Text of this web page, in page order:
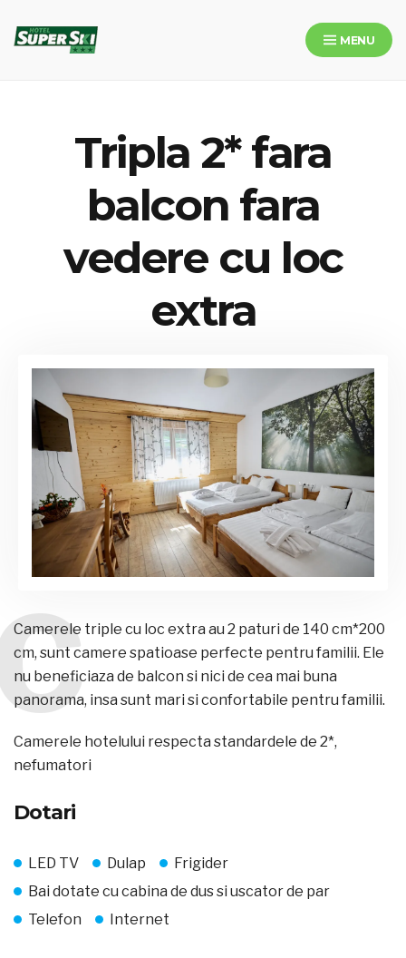
MENU
Tripla 2* fara
balcon fara
vedere cu loc
extra
Camerele triple cu loc extra au 2 paturi de 140 cm*200
cm, sunt camere spatioase perfecte pentru familii. Ele
nu beneficiaza de balcon si nici de cea mai buna
panorama, insa sunt mari si confortabile pentru familii.
Camerele hotelului respecta standardele de 2*,
nefumatori
Dotari
LED TV Dulap
Frigider
Bai dotate cu cabina de dus si uscator de par
Telefon
Internet